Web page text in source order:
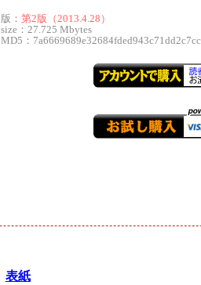
版： 第2版（2013.4.28）
size：27.725 Mbytes
MD5：7a6669689e32684fded943c71dd2c7cc
表紙